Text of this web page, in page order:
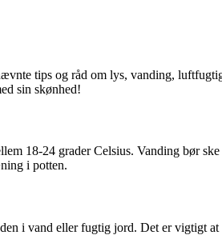
tips og råd om lys, vanding,
sin skønhed!
18-24 grader Celsius. Vanding bør
i potten.
i vand eller fugtig jord. Det er vigtigt